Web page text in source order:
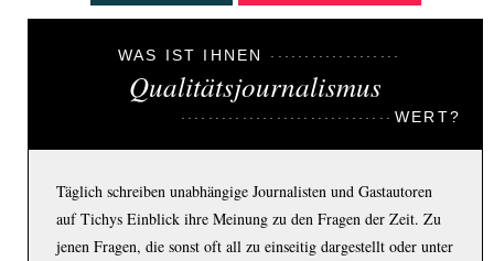
WAS IST IHNEN
Qualitätsjournalismus
WERT?
Täglich schreiben unabhängige Journalisten und Gastautoren
auf Tichys Einblick ihre Meinung zu den Fragen der Zeit. Zu
jenen Fragen, die sonst oft all zu einseitig dargestellt oder unter